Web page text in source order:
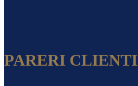
PARERI CLIENTI